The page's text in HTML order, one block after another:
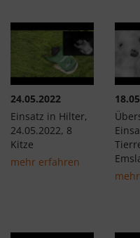
24.05.2022
Einsatz in Hilter,
24.05.2022, 8
Kitze
mehr erfahren